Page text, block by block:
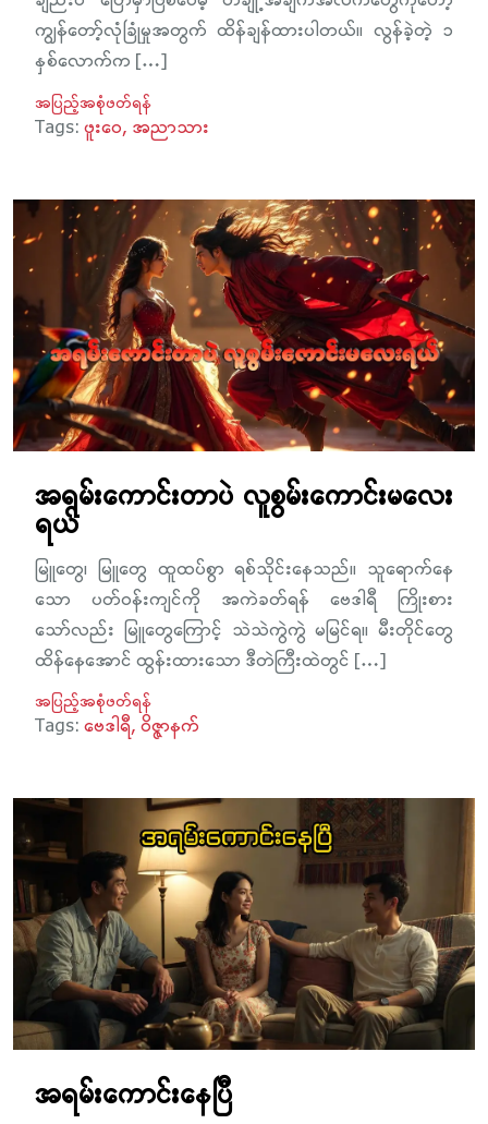
ကျွန်တော့်လုံခြုံမှုအတွက် ထိန်ချန်ထားပါတယ်။ လွန်ခဲ့တဲ့ ၁
နှစ်လောက်က […]
အပြည့်အစုံဖတ်ရန်
Tags:ဖူးဝေ အညာသား
အရမ်းကောင်းတာပဲ လူစွမ်းကောင်းမလေး
ရယ်
မြူတွေ၊ မြူတွေ ထူထပ်စွာ ရစ်သိုင်းနေသည်။ သူရောက်နေ
သော ပတ်ဝန်းကျင်ကို အကဲခတ်ရန် ဗေဒါရီ ကြိုးစား
သော်လည်း မြူတွေကြောင့် သဲသဲကွဲကွဲ မမြင်ရ။ မီးတိုင်တွေ
ထိန်နေအောင် ထွန်းထားသော ဒီတဲကြီးထဲတွင် […]
အပြည့်အစုံဖတ်ရန်
Tags:ဗေဒါရီ ဝိဇ္ဇာနက်
အရမ်းကောင်းနေပြီ